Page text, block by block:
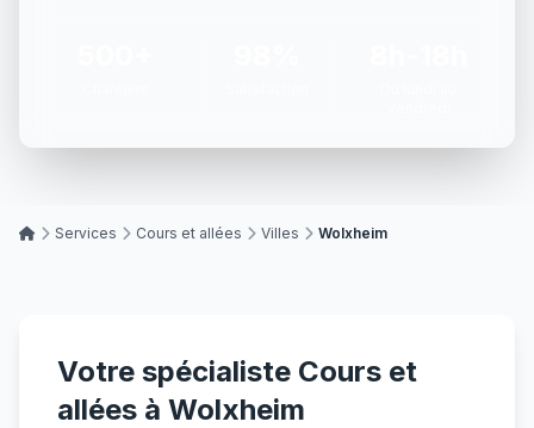
Services Cours et allées Villes Wolxheim
Votre spécialiste Cours et
allées à Wolxheim